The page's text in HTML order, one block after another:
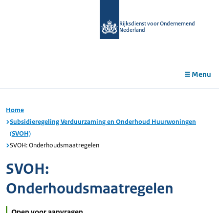
Rijksdienst voor Ondernemend
Nederland
Menu
Home
Subsidieregeling Verduurzaming en Onderhoud Huurwoningen
(SVOH)
SVOH: Onderhoudsmaatregelen
SVOH:
Onderhoudsmaatregelen